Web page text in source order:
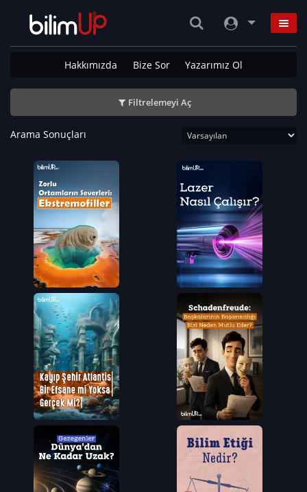
Hakkımızda Bize Sor Yazarımız Ol
Filtrelemeyi Aç
Arama Sonuçları